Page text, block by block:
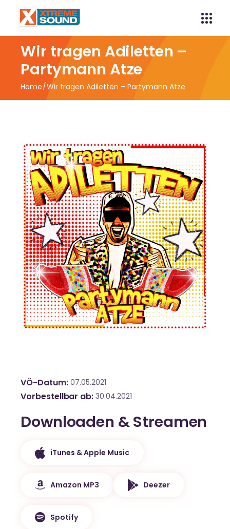
Wir tragen Adiletten –
Partymann Atze
Home Wir tragen Adiletten – Partymann Atze
VÖ-Datum 07.05.2021
Vorbestellbar ab 30.04.2021
Downloaden & Streamen
iTunes & Apple Music
Amazon MP3 Deezer
Spotify